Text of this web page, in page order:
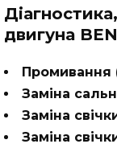
двигуна
Промивання
Заміна
Заміна
Заміна